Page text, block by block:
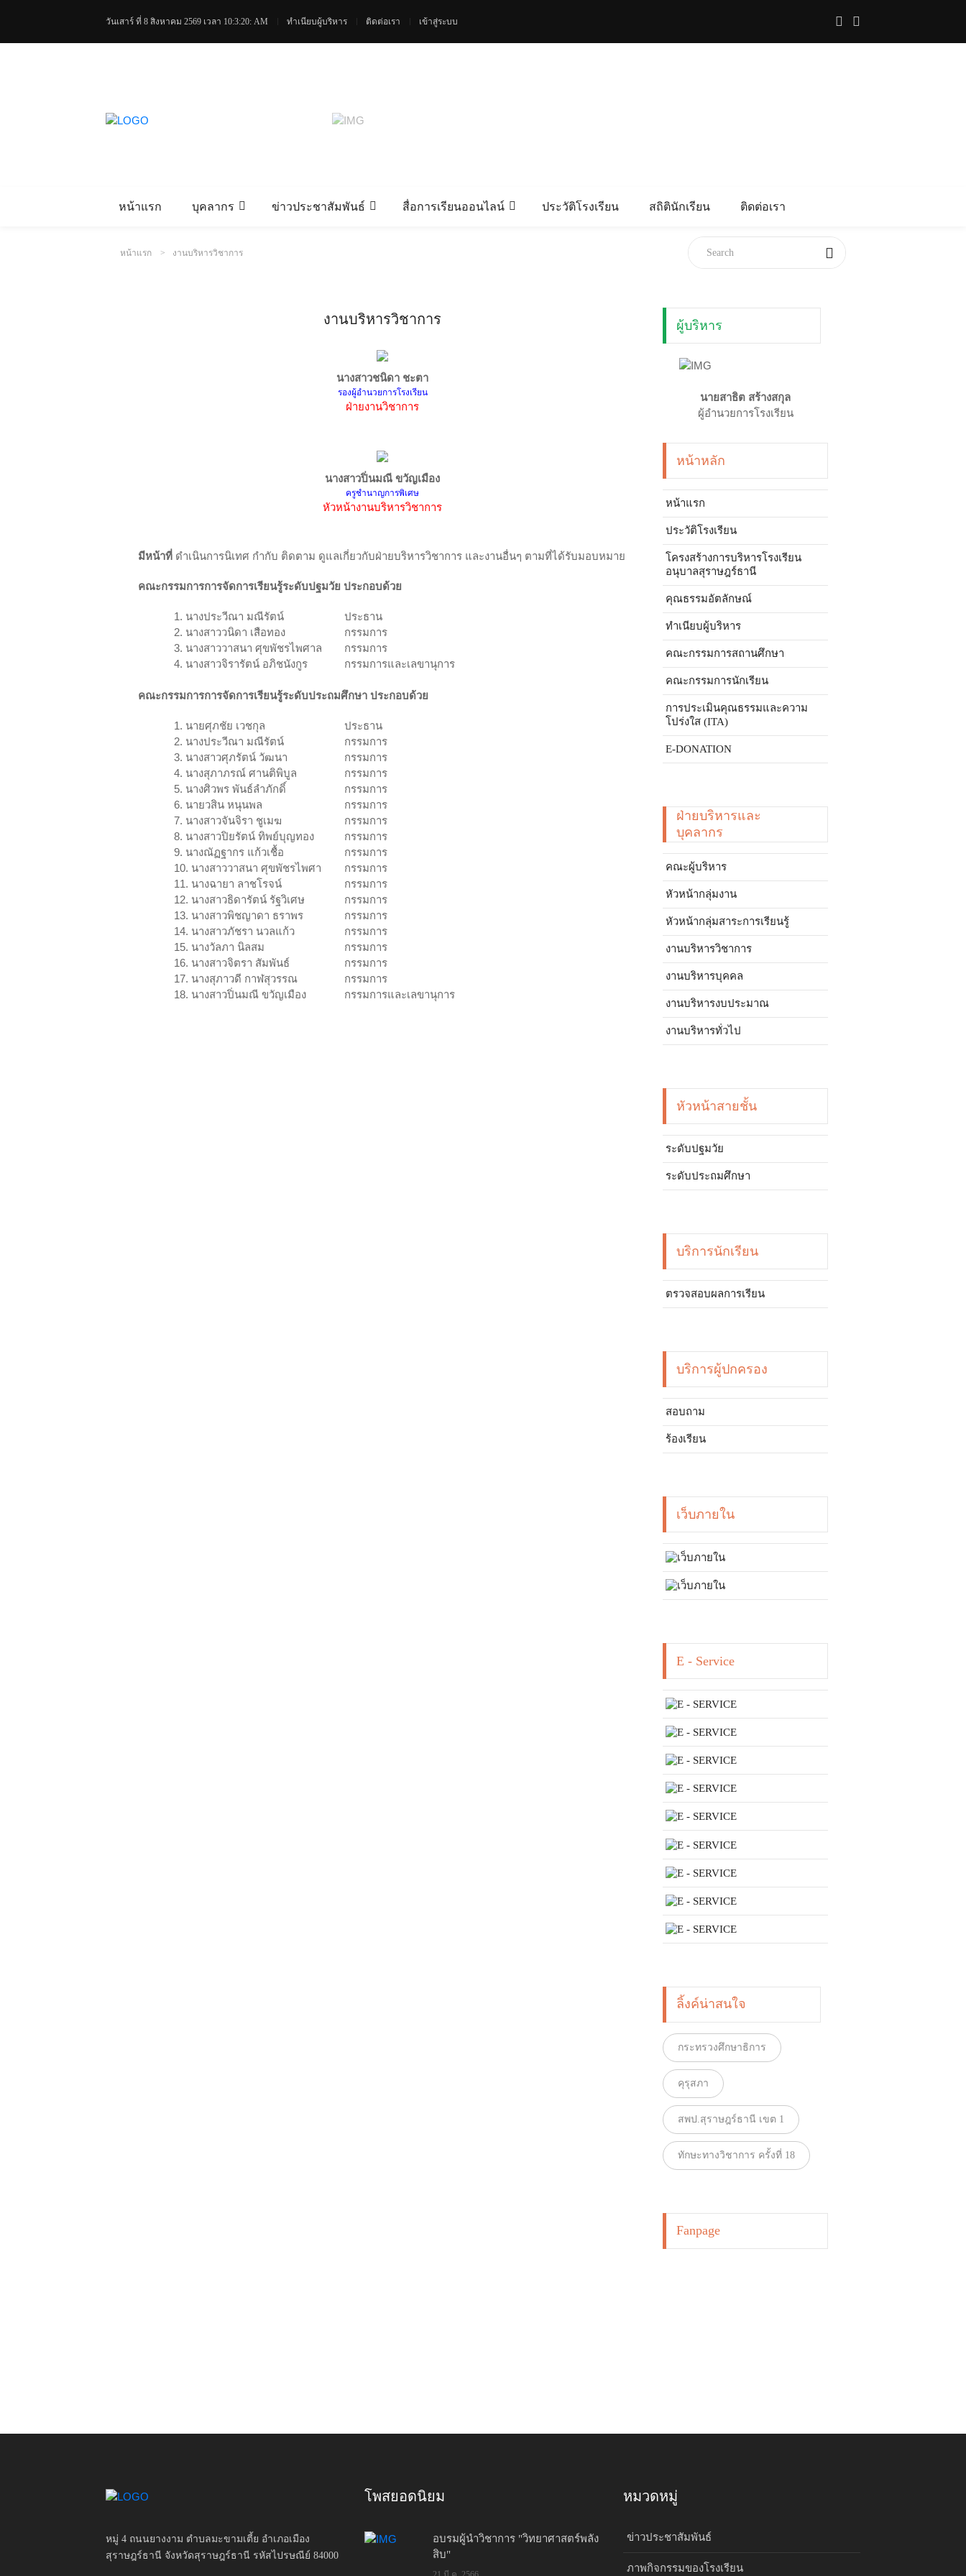
วันเสาร์ ที่ 8 สิงหาคม 2569 เวลา 10:3:21: AM ทำเนียบผู้บริหาร ติดต่อเรา เข้าสู่ระบบ
หน้าแรก บุคลากร ข่าวประชาสัมพันธ์ สื่อการเรียนออนไลน์ ประวัติโรงเรียน สถิตินักเรียน ติดต่อเรา
หน้าแรก งานบริหารวิชาการ
งานบริหารวิชาการ
นางสาวชนิดา ชะตา
รองผู้อำนวยการโรงเรียน
ฝ่ายงานวิชาการ
นางสาวปิ่นมณี ขวัญเมือง
ครูชำนาญการพิเศษ
หัวหน้างานบริหารวิชาการ
มีหน้าที่ ดำเนินการนิเทศ กำกับ ติดตาม ดูแลเกี่ยวกับฝ่ายบริหารวิชาการ และงานอื่นๆ ตามที่ได้รับมอบหมาย
คณะกรรมการการจัดการเรียนรู้ระดับปฐมวัย ประกอบด้วย
1. นางประวีณา มณีรัตน์
ประธาน
2. นางสาววนิดา เสือทอง
กรรมการ
3. นางสาววาสนา ศุขพัชรไพศาล
กรรมการ
4. นางสาวจิรารัตน์ อภิชนังกูร
กรรมการและเลขานุการ
คณะกรรมการการจัดการเรียนรู้ระดับประถมศึกษา ประกอบด้วย
1. นายศุภชัย เวชกุล
ประธาน
2. นางประวีณา มณีรัตน์
กรรมการ
3. นางสาวศุภรัตน์ วัฒนา
กรรมการ
4. นางสุภาภรณ์ ศานติพิบูล
กรรมการ
5. นางศิวพร พันธ์ลำภักดิ์
กรรมการ
6. นายวสิน หนุนพล
กรรมการ
7. นางสาวจันจิรา ชูเมฆ
กรรมการ
8. นางสาวปิยรัตน์ ทิพย์บุญทอง
กรรมการ
9. นางณัฏฐากร แก้วเชื้อ
กรรมการ
10. นางสาววาสนา ศุขพัชรไพศา
กรรมการ
11. นางฉายา ลาชโรจน์
กรรมการ
12. นางสาวธิดารัตน์ รัฐวิเศษ
กรรมการ
13. นางสาวพิชญาดา ธราพร
กรรมการ
14. นางสาวภัชรา นวลแก้ว
กรรมการ
15. นางวัลภา นิลสม
กรรมการ
16. นางสาวจิตรา สัมพันธ์
กรรมการ
17. นางสุภาวดี กาฬสุวรรณ
กรรมการ
18. นางสาวปิ่นมณี ขวัญเมือง
กรรมการและเลขานุการ
ผู้บริหาร
นายสาธิต สร้างสกุล
ผู้อำนวยการโรงเรียน
หน้าหลัก
หน้าแรก
ประวัติโรงเรียน
โครงสร้างการบริหารโรงเรียน
อนุบาลสุราษฎร์ธานี
คุณธรรมอัตลักษณ์
ทำเนียบผู้บริหาร
คณะกรรมการสถานศึกษา
คณะกรรมการนักเรียน
การประเมินคุณธรรมและความ
โปร่งใส (ITA)
E-DONATION
ฝ่ายบริหารและ
บุคลากร
คณะผู้บริหาร
หัวหน้ากลุ่มงาน
หัวหน้ากลุ่มสาระการเรียนรู้
งานบริหารวิชาการ
งานบริหารบุคคล
งานบริหารงบประมาณ
งานบริหารทั่วไป
หัวหน้าสายชั้น
ระดับปฐมวัย
ระดับประถมศึกษา
บริการนักเรียน
ตรวจสอบผลการเรียน
บริการผู้ปกครอง
สอบถาม
ร้องเรียน
เว็บภายใน
E - Service
ลิ้งค์น่าสนใจ
กระทรวงศึกษาธิการ
คุรุสภา
สพป.สุราษฎร์ธานี เขต 1
ทักษะทางวิชาการ ครั้งที่ 18
Fanpage
หมู่ 4 ถนนยางงาม ตำบลมะขามเตี้ย อำเภอเมือง
สุราษฎร์ธานี จังหวัดสุราษฎร์ธานี รหัสไปรษณีย์ 84000
โพสยอดนิยม
อบรมผู้นำวิชาการ "วิทยาศาสตร์พลัง
สิบ"
หมวดหมู่
ข่าวประชาสัมพันธ์
ภาพกิจกรรมของโรงเรียน